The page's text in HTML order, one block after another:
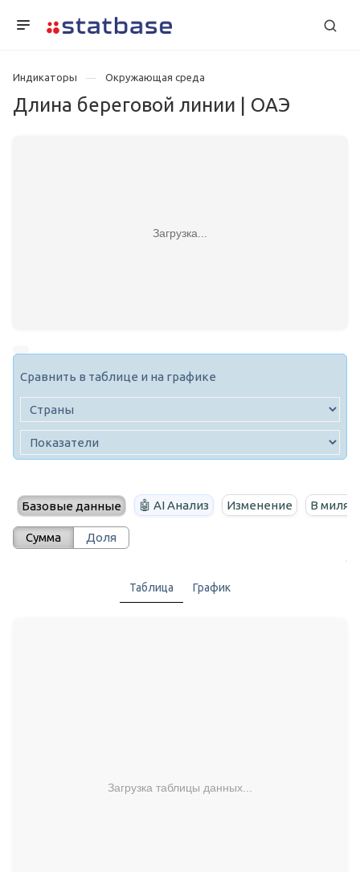
Индикаторы Окружающая среда
Длина береговой линии | ОАЭ
Загрузка...
Сравнить в таблице и на графике
Базовые данные 🤖 AI Анализ Изменение В милях
Сумма Доля
Таблица График
Загрузка таблицы данных...